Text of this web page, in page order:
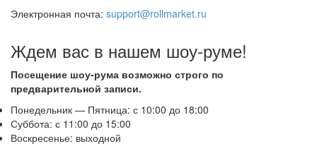
Электронная почта: support@rollmarket.ru
Ждем вас в нашем шоу-руме!
Посещение шоу-рума возможно строго по
предварительной записи.
Понедельник — Пятница: с 10:00 до 18:00
Суббота: с 11:00 до 15:00
Воскресенье: выходной